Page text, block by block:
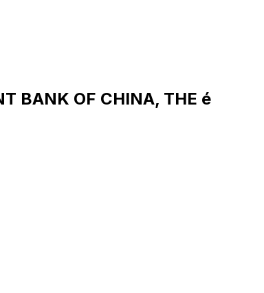
BANK OF CHINA, THE é